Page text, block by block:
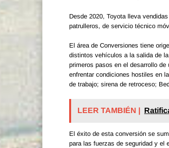
Desde 2020, Toyota lleva
patrulleros, de servicio técnico
El área de Conversiones tiene
distintos vehículos a la salida de
primeros pasos en el desarrollo
enfrentar condiciones hostiles en
de trabajo; sirena de retroceso;
LEER TAMBIÉN |
El éxito de esta conversión se
para las fuerzas de seguridad y el